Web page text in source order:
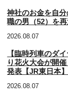
神社のお金を自
職の男（52）を
2026.08.07
【臨時列車のダ
り花火大会が開
発表【JR東日本】
2026.08.07